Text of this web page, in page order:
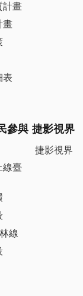
計畫
畫
表
參與
線臺
線
捷影視界
捷影視界